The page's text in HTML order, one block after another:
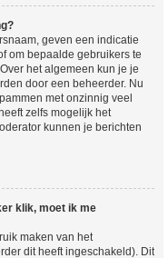
geven een indicatie
om bepaalde gebruikers te
het algemeen kun je je
door een beheerder. Nu
met onzinnig veel
zelfs mogelijk het
kunnen je berichten
klik, moet ik me
maken van het
dit heeft ingeschakeld). Dit